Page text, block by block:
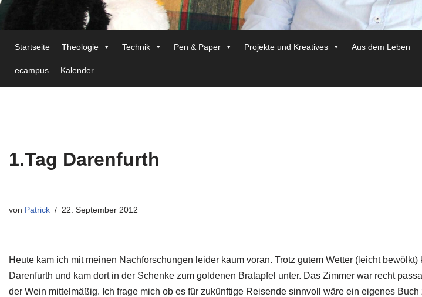
Startseite Theologie Technik Pen & Paper Projekte und Kreatives Aus dem Leben
ecampus Kalender
1.Tag Darenfurth
von Patrick 22. September 2012
Heute kam ich mit meinen Nachforschungen leider kaum voran. Trotz gutem Wetter (leicht
Darenfurth und kam dort in der Schenke zum goldenen Bratapfel unter. Das Zimmer war recht
der Wein mittelmäßig. Ich frage mich ob es für zukünftige Reisende sinnvoll wäre ein eigenes